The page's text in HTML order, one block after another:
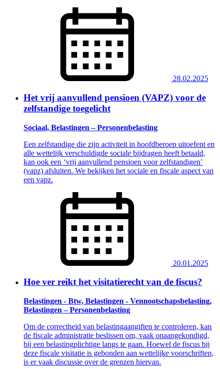
28.02.2025
Het vrij aanvullend pensioen (VAPZ) voor de
zelfstandige toegelicht
Sociaal, Belastingen – Personenbelasting
Een zelfstandige die zijn activiteit in hoofdberoep uitoefent en
alle wettelijk verschuldigde sociale bijdragen heeft betaald,
kan ook een ‘vrij aanvullend pensioen voor zelfstandigen’
(vapz) afsluiten. We bekijken het sociale en fiscale aspect van
een vapz.
20.01.2025
Hoe ver reikt het visitatierecht van de fiscus?
Belastingen - Btw, Belastingen - Vennootschapsbelasting,
Belastingen – Personenbelasting
Om de correctheid van belastingaangiften te controleren, kan
de fiscale administratie beslissen om, vaak onaangekondigd,
bij een belastingplichtige langs te gaan. Hoewel de fiscus bij
deze fiscale visitatie is gebonden aan wettelijke voorschriften,
is er vaak discussie over de grenzen hiervan.